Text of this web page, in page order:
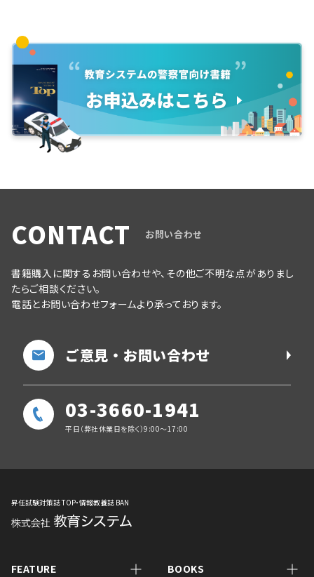
CONTACT お問い合わせ
書籍購入に関するお問い合わせや、その他ご不明な点がありまし
たらご相談ください。
電話とお問い合わせフォームより承っております。
ご意見・お問い合わせ
03-3660-1941
平日（弊社休業日を除く）9:00～17:00
昇任試験対策誌 TOP・情報教養誌 BAN
FEATURE BOOKS